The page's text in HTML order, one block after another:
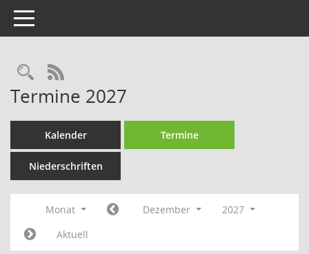
Toggle navigation
Rechercheauswahl
RSS-Feed
Termine 2027
Kalender Termine
Niederschriften
Monat Dezember
2027
Aktuell